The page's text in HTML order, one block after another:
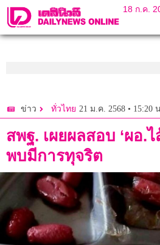
18 ก.ค.
ข่าว ทั่วไทย 21 ม.ค. 2568 • 15:20
สพฐ. เผยผลสอบ ‘ผอ.
พบมีการทุจริต